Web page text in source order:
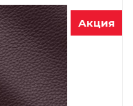
Акция